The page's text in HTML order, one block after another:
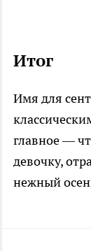
Итог
Имя для
главное —
девочку,
нежный